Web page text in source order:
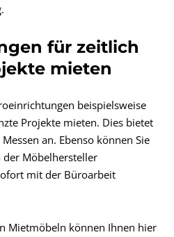
für zeitlich
mieten
beispielsweise
Projekte mieten. Dies bietet
an. Ebenso können Sie
Möbelhersteller
mit der Büroarbeit
Mietmöbeln können Ihnen hier